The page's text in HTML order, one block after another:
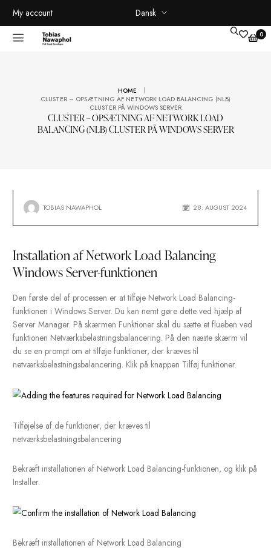
My account Dansk
CLUSTER – OPSÆTNING AF NETWORK LOAD
HOME |
CLUSTER – OPSÆTNING AF NETWORK LOAD BALANCING (NLB)
CLUSTER PÅ WINDOWS SERVER
Installation af Network Load Balancing
Windows Server-funktionen
Den første del af processen er at tilføje Network Load
funktionen i Windows Server. Du kan nemt gøre dette ved
funktionen Netværksbelastningsbalancering. På den næste
netværksbelastningsbalancering. Klik på knappen Tilføj
netværksbelastningsbalancering
Bekræft installationen af ​​Network Load Balancing-funktionen,